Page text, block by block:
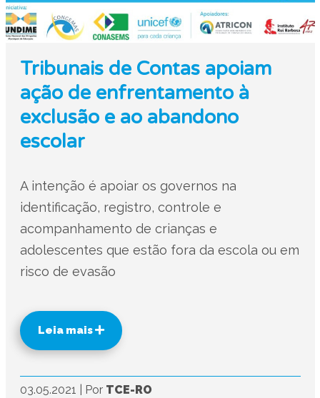
Tribunais de Contas apoiam
ação de enfrentamento à
exclusão e ao abandono
escolar
A intenção é apoiar os governos na
identificação, registro, controle e
acompanhamento de crianças e
adolescentes que estão fora da escola ou em
risco de evasão
Leia mais
03.05.2021 Por TCE-RO